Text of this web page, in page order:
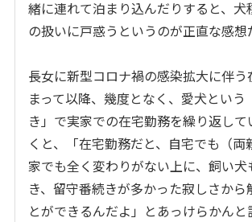
緒に連れて泊まり込んだりすると、犬
の扱いに戸惑うというのが正直な感想
長女に新型コロナ禍の感染拡大に伴
まって以降、幾度となく、愛犬という
き」で実家での在宅勤務を繰り返して
くと、「在宅勤務だと、自宅でも（両
家でも全く変わりがない上に、飼い犬
き、留守番続きが多かった寂しさから
とができるんだよ」とあっけらかんと